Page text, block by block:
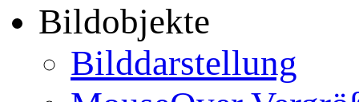
Bildobjekte
Bilddarstellung